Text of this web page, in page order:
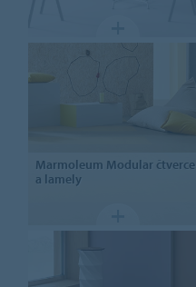
Marmoleum Modular čtverce
a lamely